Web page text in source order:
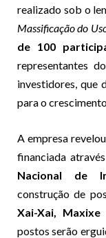
realizado sob o
Massificação do
de 100
representantes
investidores, que
para o
A empresa
financiada
Nacional de
construção de
Xai-Xai, Maxixe
postos serão